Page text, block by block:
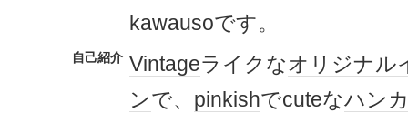
kawausoです。
自己紹介 Vintageライクなオリジナル
ンで、 pinkishでcuteなハン